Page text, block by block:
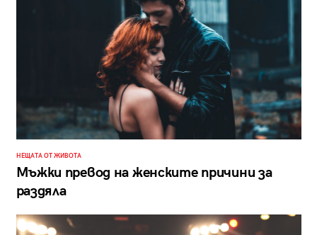
НЕЩАТА ОТ ЖИВОТА
Мъжки превод на женските причини за
раздяла